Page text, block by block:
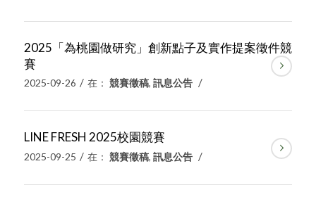
2025「為桃園做研究」創新點子及實作提案徵件競
賽
2025-09-26 / 在： 競賽徵稿, 訊息公告 /
LINE FRESH 2025校園競賽
2025-09-25 / 在： 競賽徵稿, 訊息公告 /